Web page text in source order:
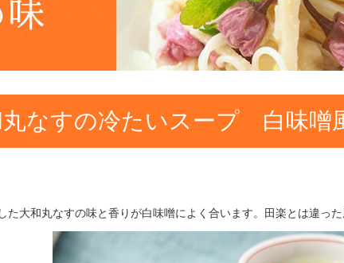
丸なすの冷たいスープ 白味噌
た大和丸なすの味と香りが白味噌によく合います。田楽とは違っ